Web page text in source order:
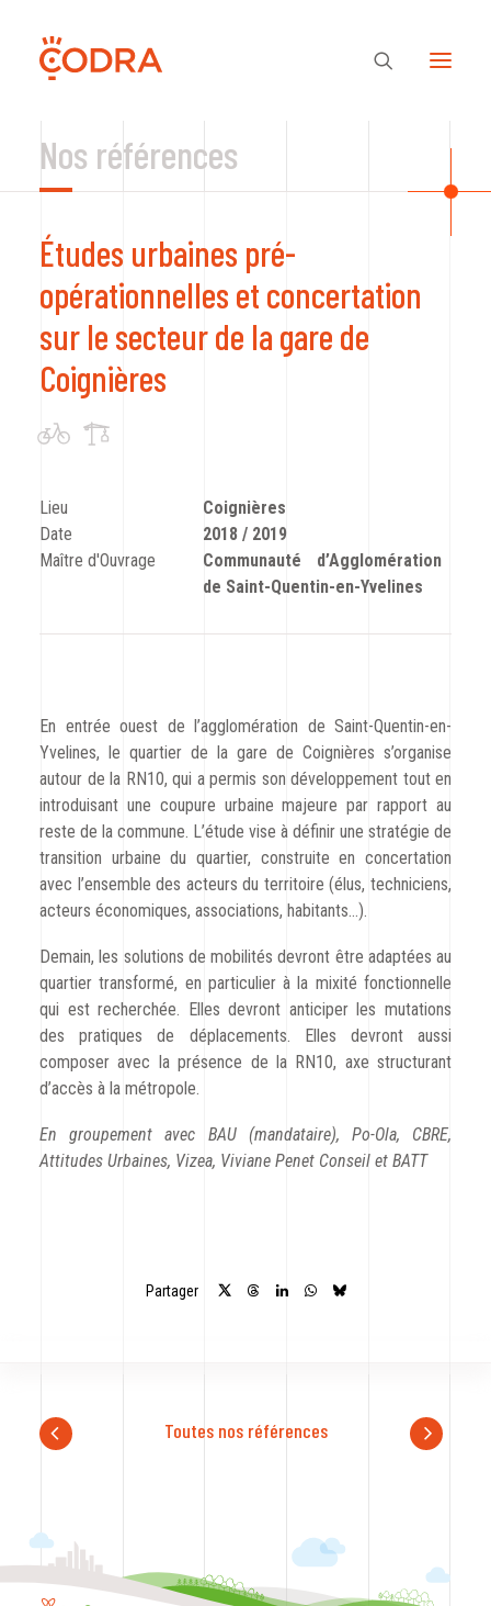
Des valeurs, une équipe
Nos savoir-faire
Notre regard
Nos références
CODRA recrute
Contact
Nos références
Études urbaines pré-
opérationnelles et concertation
sur le secteur de la gare de
Coignières
Lieu
Coignières
Date
2018 / 2019
Maître d'Ouvrage
Communauté d’Agglomération
de Saint-Quentin-en-Yvelines
En entrée ouest de l’agglomération de Saint-Quentin-en-
Yvelines, le quartier de la gare de Coignières s’organise
autour de la RN10, qui a permis son développement tout en
introduisant une coupure urbaine majeure par rapport au
reste de la commune. L’étude vise à définir une stratégie de
transition urbaine du quartier, construite en concertation
avec l’ensemble des acteurs du territoire (élus, techniciens,
acteurs économiques, associations, habitants…).
Demain, les solutions de mobilités devront être adaptées au
quartier transformé, en particulier à la mixité fonctionnelle
qui est recherchée. Elles devront anticiper les mutations
des pratiques de déplacements. Elles devront aussi
composer avec la présence de la RN10, axe structurant
d’accès à la métropole.
En groupement avec BAU (mandataire), Po-Ola, CBRE,
Attitudes Urbaines, Vizea, Viviane Penet Conseil et BATT
Partager
Toutes nos références